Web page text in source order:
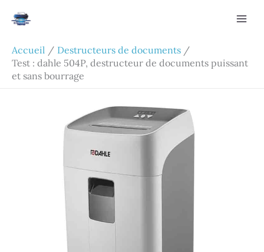
Accueil
Destructeurs de documents
Test : dahle 504P, destructeur de documents puissant
et sans bourrage
Rechercher